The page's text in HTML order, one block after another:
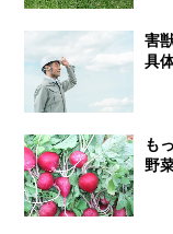
害
具
も
野